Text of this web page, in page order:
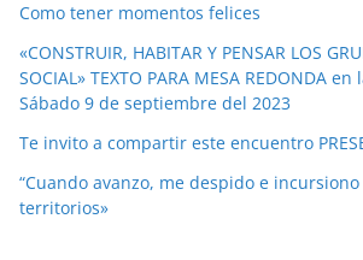
Como tener momentos felices
«CONSTRUIR, HABITAR Y PENSAR LOS
SOCIAL» TEXTO PARA MESA REDONDA
Sábado 9 de septiembre del 2023
Te invito a compartir este encuentro
“Cuando avanzo, me despido e
territorios»